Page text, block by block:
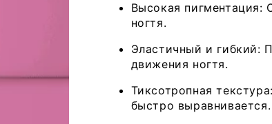
Высокая пигментация:
ногтя.
Эластичный и гибкий:
движения ногтя.
Тиксотропная
быстро выравнивается.